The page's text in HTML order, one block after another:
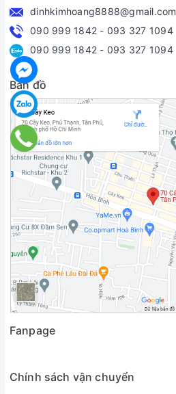
dinhkimhoang8888@gmail.com
090 999 1842 - 093 327 1094
090 999 1842 - 093 327 1094
Bản đồ
Fanpage
Chính sách vận chuyển